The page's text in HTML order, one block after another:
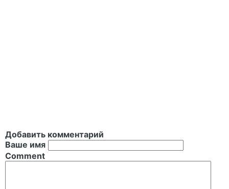
Добавить комментарий
Ваше имя
Comment